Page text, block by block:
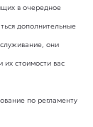
в очередное
дополнительные
они
стоимости вас
по регламенту